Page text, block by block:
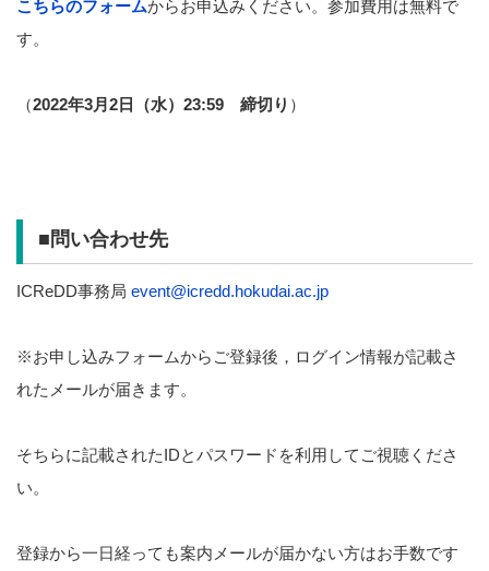
こちらのフォームからお申込みください。参加費用は無料で
す。
（2022年3月2日（水）23:59 締切り ）
■ 問い合わせ先
ICReDD事務局 event@icredd.hokudai.ac.jp
※お申し込みフォームからご登録後，ログイン情報が記載さ
れたメールが届きます。
そちらに記載されたIDとパスワードを利用してご視聴くださ
い。
登録から一日経っても案内メールが届かない方はお手数です